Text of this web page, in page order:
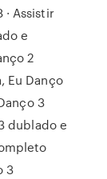
Assistir
e
2
Eu Danço
3
dublado e
3